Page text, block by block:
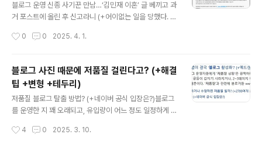
운영하고, 애드센스를 걸었지만, 처음 보는 현상이었다. 여
러 문제가 있다지만, 가장 큰 문제는 2개였고, 이를 운영자
이지뷰와 애드센스 페이지뷰가 맞지 않게 되는 경우는 크
블로그 운영 신종 사기꾼 만남…‘김민재 이혼’ 글 베끼고 과
거 포스트에 올린 후 신고라니 (+어이없는 일을 당했다. 세
로거 (improperly_68029)가 있다. 블로그 활동을 크게
www.neocross.net 카카오가 티스토리 블로그 게시물
에 대해 저작권이나 초상권 관련해서 누구든 신고를 하면
삭제 조치를 하는 상황에 대해 여러 생각이 든다. 분명하게
저작권이나 초상권 침해를 당했다면 삭제 조치를 하는 게
맞다. 만약 내가 그 신고자라면 하루라도 빨리 삭제를 해줬
권을 침해했는 지에 대해서도 따져봐야 한다. 이번에도 카
0 0 2025. 4. 1.
블로그 사진 때문에 저품질 걸린다고? (+해결
팁 +변형 +테두리)
저품질 블로그 탈출 방법? (+네이버 공식 입장은?)블로그
를 운영한 지 꽤 오래되고, 유입량이 어느 정도 일정하게 유
듣는다. 광고성 포스팅을 하면 저품질이 된다느니, 기사나
4 0 2025. 3. 10.